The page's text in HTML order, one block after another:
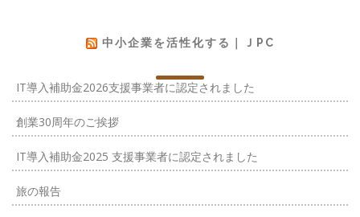
中小企業を活性化する｜ＪPC
IT導入補助金2026支援事業者に認定されました
創業30周年のご挨拶
IT導入補助金2025 支援事業者に認定されました
旅の報告